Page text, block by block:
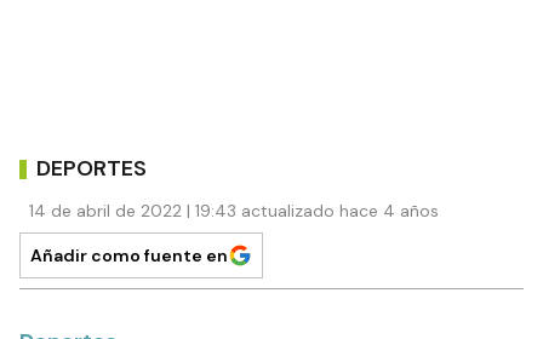
DEPORTES
14 de abril de 2022 | 19:43 actualizado hace 4 años
Añadir como fuente en